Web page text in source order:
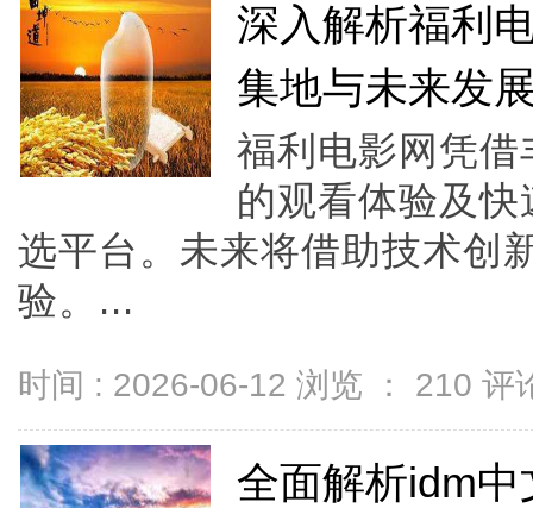
深入解析福利
集地与未来发
福利电影网凭
的观看体验及
选平台。未来将借助技术创
验。...
时间 : 2026-06-12 浏览 ： 210 评
全面解析idm